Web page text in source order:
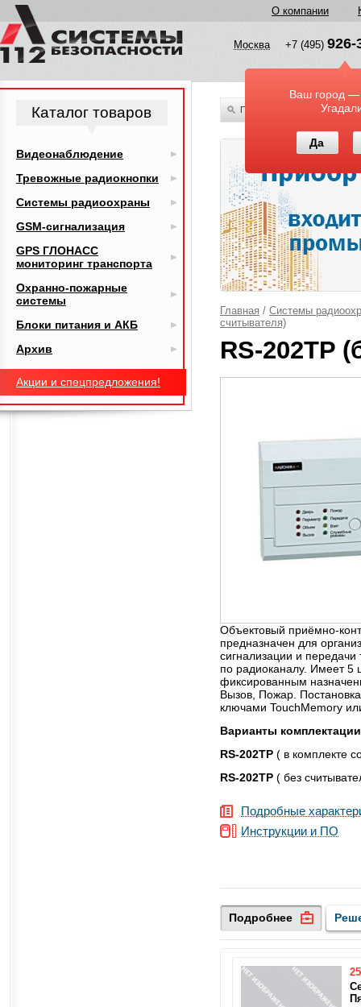
О компании
Москва +7 (495) 926-
Ваш город —
Да
По всему каталогу
Главная / Системы
считывателя)
RS-202TP
Объектовый приёмно-
предназначен для
сигнализации и
по радиоканалу. Имеет 5
фиксированным
Вызов, Пожар.
ключами TouchMemory
Варианты
RS-202TP ( в комплекте
RS-202TP ( без
Подробные
Инструкции и ПО
Подробнее
Каталог товаров
Видеонаблюдение
Тревожные радиокнопки
Системы радиоохраны
GSM-сигнализация
GPS ГЛОНАСС
мониторинг транспорта
Охранно-пожарные
системы
Блоки питания и АКБ
Архив
Акции и спецпредложения!